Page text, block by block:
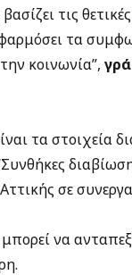
τις
τα
κοινωνία”,
τα στοιχεία
σε
να